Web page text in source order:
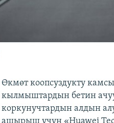
Өкмөт коопсуздукту
кылмыштардын бетин
коркунучтардын алдын